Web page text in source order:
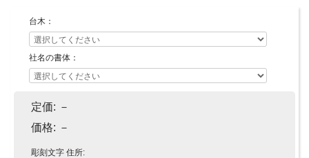
台木：
社名の書体：
定価: －
価格: －
彫刻文字 住所: